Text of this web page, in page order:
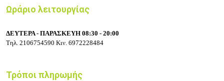
Ωράριο λειτουργίας
ΔΕΥΤΕΡΑ - ΠΑΡΑΣΚΕΥΗ 08:30 - 20:00
Τηλ. 2106754590 Κιν. 6972228484
Τρόποι πληρωμής